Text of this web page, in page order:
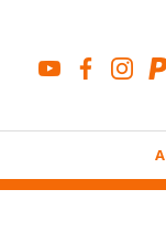
youtube
Account